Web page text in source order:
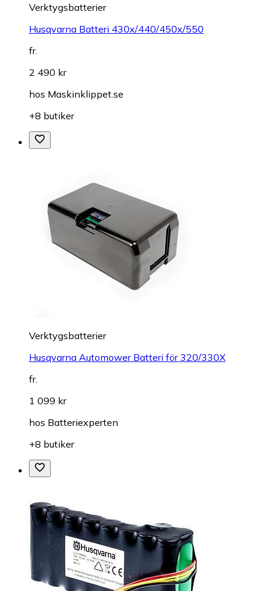
Verktygsbatterier
Husqvarna Batteri 430x/440/450x/550
fr.
2 490 kr
hos Maskinklippet.se
+8 butiker
Verktygsbatterier
Husqvarna Automower Batteri för 320/330X
fr.
1 099 kr
hos Batteriexperten
+8 butiker